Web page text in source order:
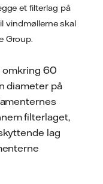
et filterlag på
vindmøllerne skal
Group.
omkring 60
diameter på
filterlaget,
lag